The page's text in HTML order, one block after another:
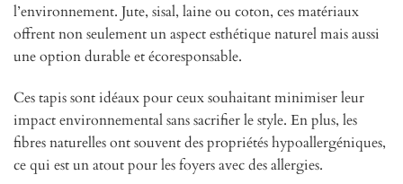
l’environnement. Jute, sisal, laine ou coton, ces matériaux
offrent non seulement un aspect esthétique naturel mais aussi
une option durable et écoresponsable.
Ces tapis sont idéaux pour ceux souhaitant minimiser leur
impact environnemental sans sacrifier le style. En plus, les
fibres naturelles ont souvent des propriétés hypoallergéniques,
ce qui est un atout pour les foyers avec des allergies.